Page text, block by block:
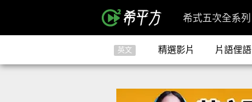
希式五次全系列
英文 精選影片 片語俚語